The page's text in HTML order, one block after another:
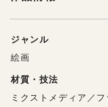
ジャンル
絵画
材質・技法
ミクストメディア／